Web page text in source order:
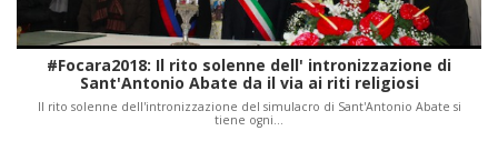
#Focara2018: Il rito solenne dell' intronizzazione di
Sant'Antonio Abate da il via ai riti religiosi
Il rito solenne dell'intronizzazione del simulacro di Sant'Antonio Abate si
tiene ogni…